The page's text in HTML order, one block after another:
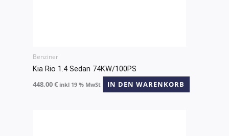
Benziner
Kia Rio 1.4 Sedan 74KW/100PS
448,00€ inkl 19 % MwSt IN DEN WARENKORB